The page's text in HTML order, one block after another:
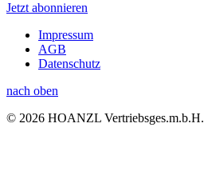
Jetzt abonnieren
Impressum
AGB
Datenschutz
nach oben
© 2026 HOANZL Vertriebsges.m.b.H.